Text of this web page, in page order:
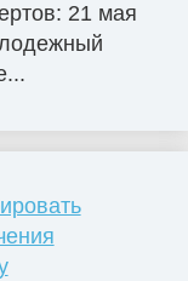
21 мая